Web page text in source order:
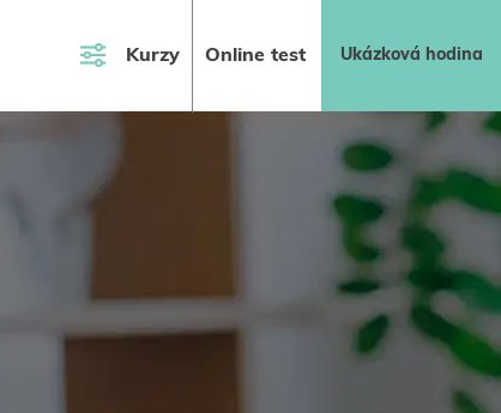
Kurzy Online test Ukázková hodina